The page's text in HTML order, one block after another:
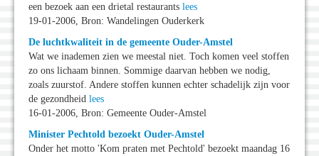
een bezoek aan een drietal restaurants lees
19-01-2006, Bron: Wandelingen Ouderkerk
De luchtkwaliteit in de gemeente Ouder-Amstel
Wat we inademen zien we meestal niet. Toch komen veel stoffen
zo ons lichaam binnen. Sommige daarvan hebben we nodig,
zoals zuurstof. Andere stoffen kunnen echter schadelijk zijn voor
de gezondheid lees
16-01-2006, Bron: Gemeente Ouder-Amstel
Minister Pechtold bezoekt Ouder-Amstel
Onder het motto 'Kom praten met Pechtold' bezoekt maandag 16